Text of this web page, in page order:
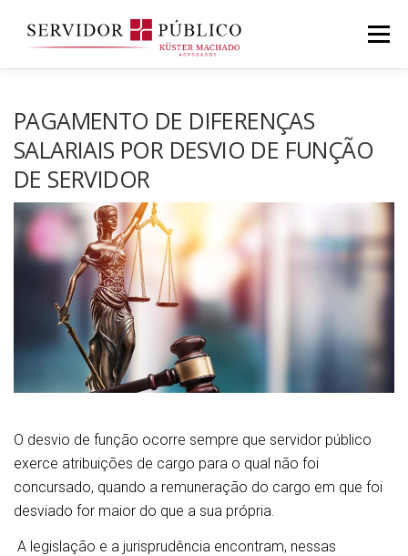
para
Menu
PAGAMENTO DE DIFERENÇAS
SALARIAIS POR DESVIO DE FUNÇÃO
DE SERVIDOR
O desvio de função ocorre sempre que servidor público
exerce atribuições de cargo para o qual não foi
concursado, quando a remuneração do cargo em que foi
desviado for maior do que a sua própria.
A legislação e a jurisprudência encontram, nessas